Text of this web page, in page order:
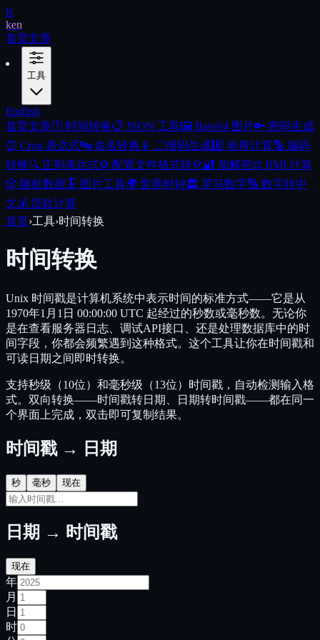
K
ken
首页文章
工具
English
首页文章🕐 时间转换📋 JSON 工具🖼️ Base64 图片🔑 密码生成
⏰ Cron 表达式🔤 命名转换 📱 二维码生成#️⃣ 哈希计算🔡 编码
转换🔍 正则表达式⚙️ 配置文件格式转化🔐 加解密⚖️ BMI 计算
🎲 随机数据 🗜️ 图片工具🌍 世界时钟🏛️ 罗马数字🔢 数字转中
文💰 贷款计算
首页›工具›时间转换
时间转换
Unix 时间戳是计算机系统中表示时间的标准方式——它是从
1970年1月1日 00:00:00 UTC 起经过的秒数或毫秒数。无论你
是在查看服务器日志、调试API接口、还是处理数据库中的时
间字段，你都会频繁遇到这种格式。这个工具让你在时间戳和
可读日期之间即时转换。
支持秒级（10位）和毫秒级（13位）时间戳，自动检测输入格
式。双向转换——时间戳转日期、日期转时间戳——都在同一
个界面上完成，双击即可复制结果。
时间戳 → 日期
秒 毫秒 现在
日期 → 时间戳
现在
年
月
日
时